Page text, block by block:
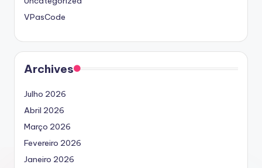
VPasCode
Archives
Julho 2026
Abril 2026
Março 2026
Fevereiro 2026
Janeiro 2026